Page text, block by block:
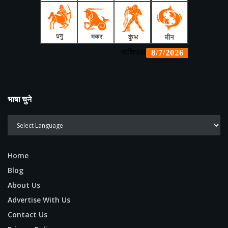
भाषा चुने
Home
Blog
About Us
Advertise With Us
Contact Us